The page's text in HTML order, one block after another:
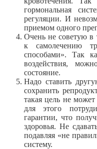
гормональная
регуляции. И
приемом одного
Очень не советую в
к самолечению
способами». Так
воздействия,
состояние.
Надо ставить
сохранить
такая цель не
для этого
гарантии, что
здоровья. Не
подавляя «не
систему.